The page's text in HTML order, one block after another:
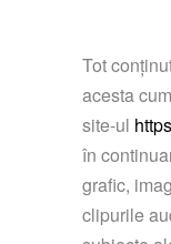
Tot
acesta
site-ul
în
grafic,
clipurile